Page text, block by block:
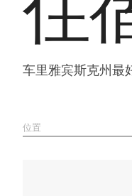
车里雅宾斯克州最
位置